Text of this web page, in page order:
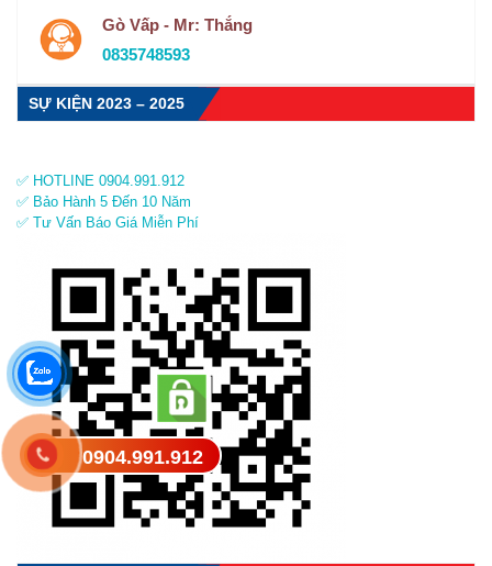
Gò Vấp - Mr: Thắng
0835748593
SỰ KIỆN 2023 – 2025
✅ HOTLINE 0904.991.912
✅ Bảo Hành 5 Đến 10 Năm
✅ Tư Vấn Báo Giá Miễn Phí
0904.991.912